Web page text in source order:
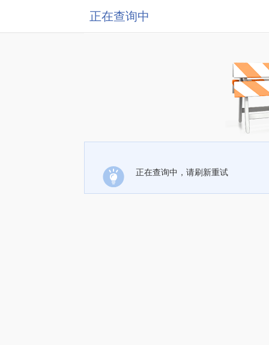
正在查询中
正在查询中，请刷新重试